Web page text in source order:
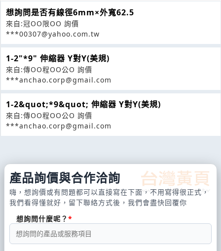
想詢問是否有線徑6mm×外寬62.5
來自:冠OO限OO 詢價
***00307@yahoo.com.tw
1-2"*9" 伸縮器 Y對Y(美規)
來自:傳OO程OO公O 詢價
***anchao.corp@gmail.com
1-2&quot;*9&quot; 伸縮器 Y對Y(美規)
來自:傳OO程OO公O 詢價
***anchao.corp@gmail.com
產品詢價與合作洽詢
嗨，想詢價或有問題都可以直接寫在下面，不用寫得很正式，
我們看得懂就好，留下聯絡方式後，我們會盡快回覆你
想詢問什麼呢？